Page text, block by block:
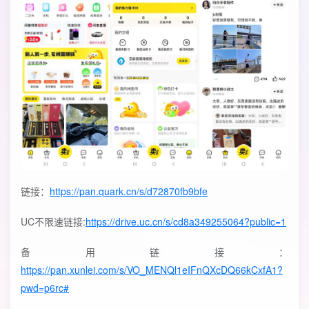
链接： https://pan.quark.cn/s/d72870fb9bfe
UC不限速链接:https://drive.uc.cn/s/cd8a349255064?public=1
备用链接：
https://pan.xunlei.com/s/VO_MENQl1eIFnQXcDQ66kCxfA1?
pwd=p6rc#